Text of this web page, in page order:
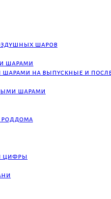
шаров
шарами
на выпускные и
шарами
цифры